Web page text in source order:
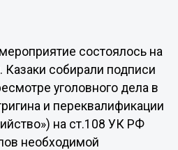
состоялось на
собирали подписи
уголовного дела в
и переквалификации
на ст.108 УК РФ
необходимой